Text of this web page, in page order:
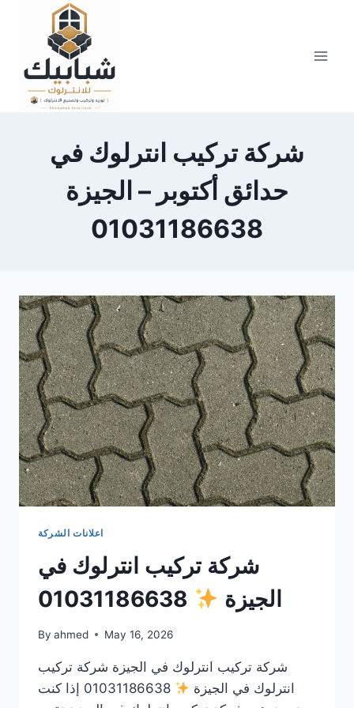
شركة تركيب انترلوك في
حدائق أكتوبر – الجيزة
01031186638
اعلانات الشركة
شركة تركيب انترلوك في
الجيزة
By ahmed May 16, 2026
شركة تركيب انترلوك في الجيزة شركة تركيب
انترلوك في الجيزة
01031186638 إذا كنت